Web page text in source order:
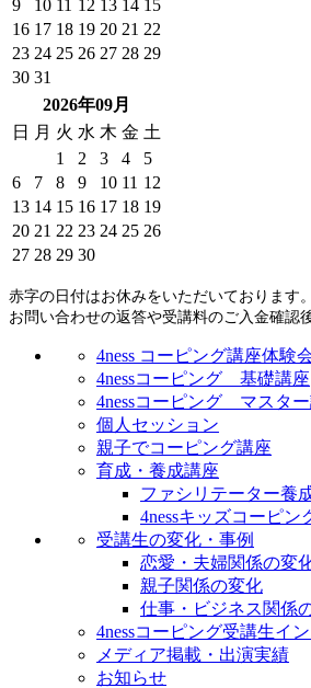
9
10 11 12 13 14 15
16 17 18 19 20 21 22
23 24 25 26 27 28 29
30 31
2026年09月
日
月 火 水 木 金 土
1
2 3 4
5
6
7 8 9 10 11 12
13 14 15 16 17 18 19
20 21 22 23 24 25 26
27 28 29 30
赤字の日付はお休みをいただいております。
お問い合わせの返答や受講料のご入金確認
4ness コーピング講座体験
4nessコーピング 基礎講座
4nessコーピング マスタ
個人セッション
親子でコーピング講座
育成・養成講座
ファシリテーター養
4nessキッズコーピ
受講生の変化・事例
恋愛・夫婦関係の変
親子関係の変化
仕事・ビジネス関係
4nessコーピング受講生イ
メディア掲載・出演実績
お知らせ